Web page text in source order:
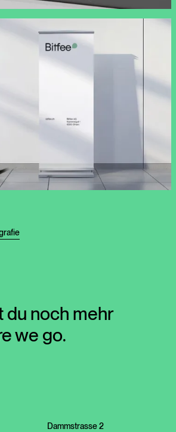
du noch mehr
we go.
Dammstrasse 2